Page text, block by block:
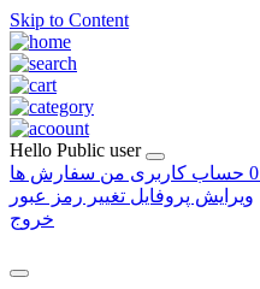
Skip to Content
Hello Public user
0 حساب کاربری من سفارش ها
ویرایش پروفایل تغییر رمز عبور
خروج